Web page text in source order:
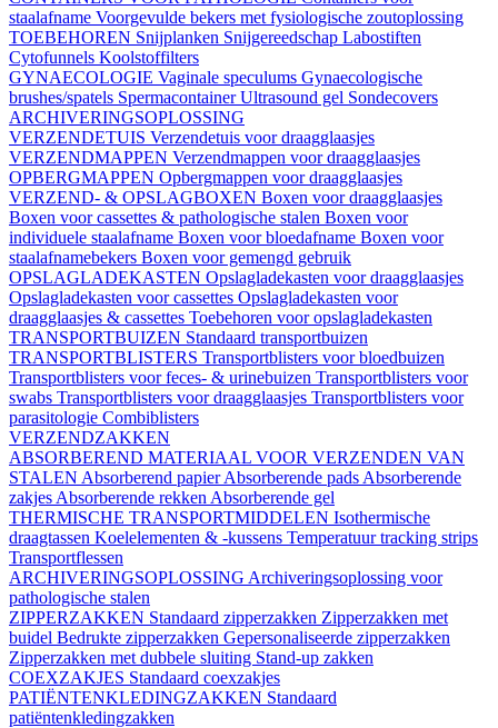
staalafname Voorgevulde bekers met fysiologische zoutoplossing
TOEBEHOREN Snijplanken Snijgereedschap Labostiften
Cytofunnels Koolstoffilters
GYNAECOLOGIE Vaginale speculums Gynaecologische
brushes/spatels SpermacontainerUltrasound gel Sondecovers
ARCHIVERINGSOPLOSSING
VERZENDETUIS Verzendetuis voor draagglaasjes
VERZENDMAPPEN Verzendmappen voor draagglaasjes
OPBERGMAPPEN Opbergmappen voor draagglaasjes
VERZEND- & OPSLAGBOXEN Boxen voor draagglaasjes
Boxen voor cassettes & pathologische stalen Boxen voor
individuele staalafname Boxen voor bloedafname Boxen voor
staalafnamebekers Boxen voor gemengd gebruik
OPSLAGLADEKASTEN Opslagladekasten voor draagglaasjes
Opslagladekasten voor cassettes Opslagladekasten voor
draagglaasjes & cassettes Toebehoren voor opslagladekasten
TRANSPORTBUIZEN Standaard transportbuizen
TRANSPORTBLISTERS Transportblisters voor bloedbuizen
Transportblisters voor feces- & urinebuizen Transportblisters voor
swabs Transportblisters voor draagglaasjes Transportblisters voor
parasitologie Combiblisters
VERZENDZAKKEN
ABSORBEREND MATERIAAL VOOR VERZENDEN VAN
STALEN Absorberend papierAbsorberende pads Absorberende
zakjes Absorberende rekken Absorberende gel
THERMISCHE TRANSPORTMIDDELEN Isothermische
draagtassen Koelelementen & -kussens Temperatuur tracking strips
Transportflessen
ARCHIVERINGSOPLOSSING Archiveringsoplossing voor
pathologische stalen
ZIPPERZAKKEN Standaard zipperzakken Zipperzakken met
buidel Bedrukte zipperzakken Gepersonaliseerde zipperzakken
Zipperzakken met dubbele sluiting Stand-up zakken
COEXZAKJES Standaard coexzakjes
PATIËNTENKLEDINGZAKKEN Standaard
patiëntenkledingzakken